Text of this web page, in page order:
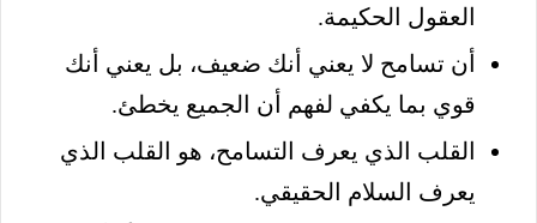
العقول الحكيمة.
أن تسامح لا يعني أنك ضعيف، بل يعني أنك
قوي بما يكفي لفهم أن الجميع يخطئ.
القلب الذي يعرف التسامح، هو القلب الذي
يعرف السلام الحقيقي.